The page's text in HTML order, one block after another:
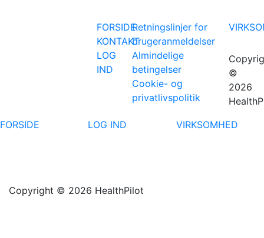
FORSIDE
KONTAKT
LOG
IND
Retningslinjer for
brugeranmeldelser
Almindelige
betingelser
Cookie- og
privatlivspolitik
©
2026
FORSIDE
LOG IND VIRKSOMHED
Copyright © 2026 HealthPilot